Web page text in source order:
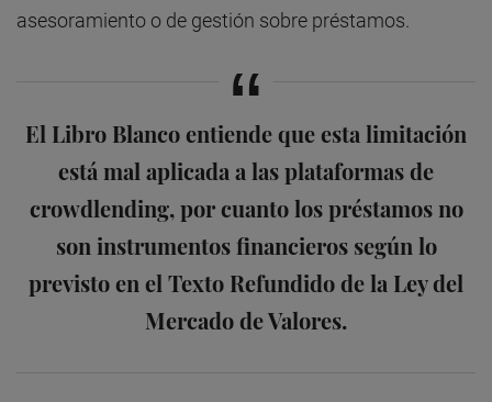
asesoramiento o de gestión sobre préstamos.
El Libro Blanco entiende que esta limitación
está mal aplicada a las plataformas de
crowdlending, por cuanto los préstamos no
son instrumentos financieros según lo
previsto en el Texto Refundido de la Ley del
Mercado de Valores.